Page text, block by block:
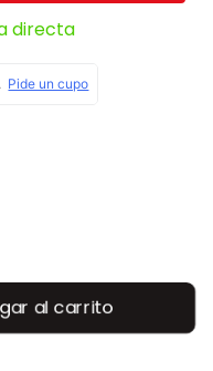
directa